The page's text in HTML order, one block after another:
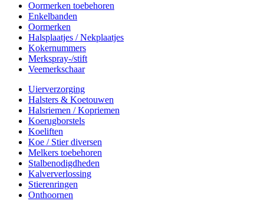
Oormerken toebehoren
Enkelbanden
Oormerken
Halsplaatjes / Nekplaatjes
Kokernummers
Merkspray-/stift
Veemerkschaar
Uierverzorging
Halsters & Koetouwen
Halsriemen / Kopriemen
Koerugborstels
Koeliften
Koe / Stier diversen
Melkers toebehoren
Stalbenodigdheden
Kalververlossing
Stierenringen
Onthoornen